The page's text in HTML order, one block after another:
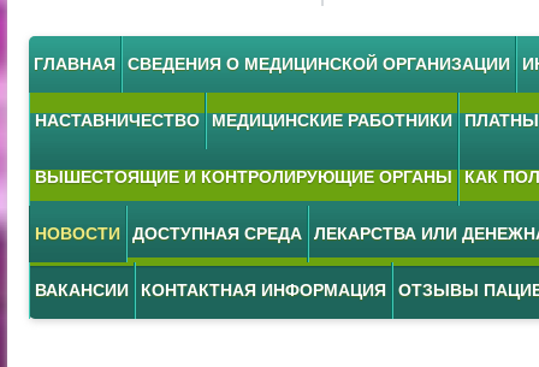
ГЛАВНАЯ СВЕДЕНИЯ О МЕДИЦИНСКОЙ ОРГАНИЗАЦИИ
НАСТАВНИЧЕСТВО МЕДИЦИНСКИЕ РАБОТНИКИ
ВЫШЕСТОЯЩИЕ И КОНТРОЛИРУЮЩИЕ ОРГАНЫ КАК
НОВОСТИ ДОСТУПНАЯ СРЕДА ЛЕКАРСТВА ИЛИ
ВАКАНСИИ КОНТАКТНАЯ ИНФОРМАЦИЯ ОТЗЫВЫ